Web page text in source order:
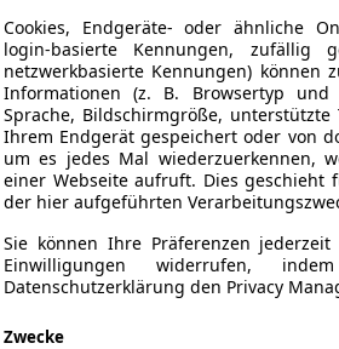
Cookies, Endgeräte- oder ähnliche
login-basierte Kennungen, zufällig
netzwerkbasierte Kennungen) können
Informationen (z. B. Browsertyp und
Sprache, Bildschirmgröße, unterstützte
Ihrem Endgerät gespeichert oder von
um es jedes Mal wiederzuerkennen,
einer Webseite aufruft. Dies geschieht
der hier aufgeführten
Sie können Ihre Präferenzen
Einwilligungen widerrufen,
Datenschutzerklärung den Privacy
Zwecke